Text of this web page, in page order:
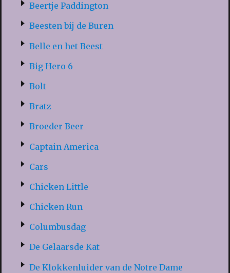
Beertje Paddington
Beesten bij de Buren
Belle en het Beest
Big Hero 6
Bolt
Bratz
Broeder Beer
Captain America
Cars
Chicken Little
Chicken Run
Columbusdag
De Gelaarsde Kat
De Klokkenluider van de Notre Dame